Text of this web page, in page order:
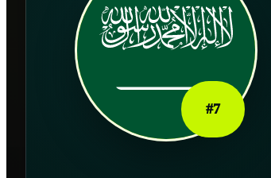
#7